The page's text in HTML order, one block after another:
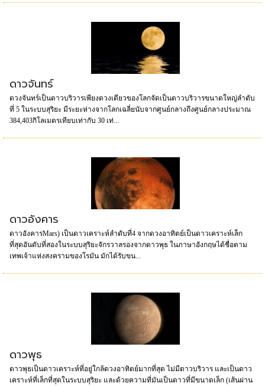
ดาวจันทร์
ดวงจันทร์เป็นดาวบริวารเพียงดวงเดียวของโลกจัดเป็นดาวบริวารขนาดใหญ่ลำดับ
ที่ 5 ในระบบสุริยะ มีระยะห่างจากโลกเฉลี่ยนับจากศูนย์กลางถึงศูนย์กลางประมาณ
384,403กิโลเมตรเทียบเท่ากับ 30 เท่...
ดาวอังคาร
ดาวอังคารMars) เป็นดาวเคราะห์ลำดับที่4 จากดวงอาทิตย์เป็นดาวเคราะห์เล็ก
ที่สุดอันดับที่สองในระบบสุริยะจักรวาลรองจากดาวพุธ ในภาษาอังกฤษได้ชื่อตาม
เทพเจ้าแห่งสงครามของโรมัน มักได้รับขน...
ดาวพุธ
ดาวพุธเป็นดาวเคราะห์ที่อยู่ใกล้ดวงอาทิตย์มากที่สุด ไม่มีดาวบริวาร และเป็นดาว
เคราะห์ที่เล็กที่สุดในระบบสุริยะ และด้วยความที่มันเป็นดาวที่มีขนาดเล็ก (เส้นผ่าน